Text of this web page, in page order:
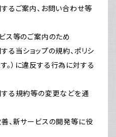
するご案内、お問い合わせ等
ビス等のご案内のため
る当ショップの規約、ポリシ
。）に違反する行為に対する
する規約等の変更などを通
善、新サービスの開発等に役